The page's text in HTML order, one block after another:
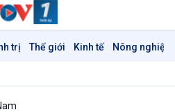
trị Thế giới Kinh tế Nông nghiệp